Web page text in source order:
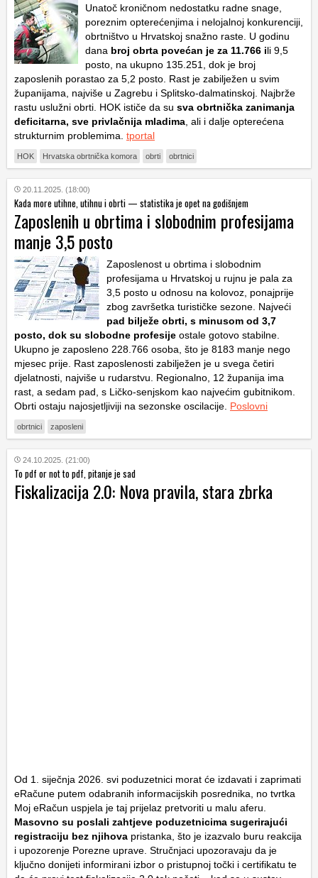
Unatoč kroničnom nedostatku radne snage,
poreznim opterećenjima i nelojalnoj konkurenciji,
obrtništvo u Hrvatskoj snažno raste. U godinu
dana broj obrta povećan je za 11.766 ili 9,5
posto, na ukupno 135.251, dok je broj
zaposlenih porastao za 5,2 posto. Rast je zabilježen u svim
županijama, najviše u Zagrebu i Splitsko-dalmatinskoj. Najbrže
rastu uslužni obrti. HOK ističe da su sva obrtnička zanimanja
deficitarna, sve privlačnija mladima , ali i dalje opterećena
strukturnim problemima. tportal
HOK Hrvatska obrtnička komora obrti obrtnici
20.11.2025. (18:00)
Kada more utihne, utihnu i obrti — statistika je opet na godišnjem
Zaposlenih u obrtima i slobodnim profesijama
manje 3,5 posto
Zaposlenost u obrtima i slobodnim
profesijama u Hrvatskoj u rujnu je pala za
3,5 posto u odnosu na kolovoz, ponajprije
zbog završetka turističke sezone. Najveći
pad bilježe obrti, s minusom od 3,7
posto, dok su slobodne profesije ostale gotovo stabilne.
Ukupno je zaposleno 228.766 osoba, što je 8183 manje nego
mjesec prije. Rast zaposlenosti zabilježen je u svega četiri
djelatnosti, najviše u rudarstvu. Regionalno, 12 županija ima
rast, a sedam pad, s Ličko-senjskom kao najvećim gubitnikom.
Obrti ostaju najosjetljiviji na sezonske oscilacije. Poslovni
obrtnici zaposleni
24.10.2025. (21:00)
To pdf or not to pdf, pitanje je sad
Fiskalizacija 2.0: Nova pravila, stara zbrka
Od 1. siječnja 2026. svi poduzetnici morat će izdavati i zaprimati
eRačune putem odabranih informacijskih posrednika, no tvrtka
Moj eRačun uspjela je taj prijelaz pretvoriti u malu aferu.
Masovno su poslali zahtjeve poduzetnicima sugerirajući
registraciju bez njihova pristanka, što je izazvalo buru reakcija
i upozorenje Porezne uprave. Stručnjaci upozoravaju da je
ključno donijeti informirani izbor o pristupnoj točki i certifikatu te